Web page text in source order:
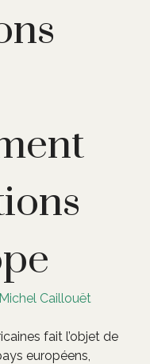
Michel Caillouët
fait l’objet de
européens,